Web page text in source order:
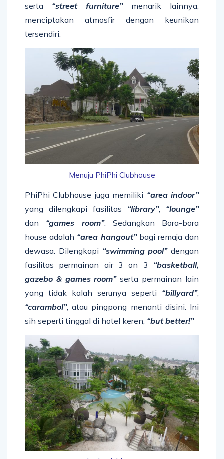
serta “street furniture”menarik lainnya,
menciptakan atmosfir dengan keunikan
tersendiri.
Menuju PhiPhi Clubhouse
PhiPhi Clubhouse juga memiliki “area indoor”
yang dilengkapi fasilitas “library”, “lounge”
dan “games room”. Sedangkan Bora-bora
house adalah “area hangout”bagi remaja dan
dewasa. Dilengkapi “swimming pool”dengan
fasilitas permainan air 3 on 3 “basketball,
gazebo & games room”serta permainan lain
yang tidak kalah serunya seperti “billyard”,
“carambol”, atau pingpong menanti disini. Ini
sih seperti tinggal di hotel keren, “but better!”